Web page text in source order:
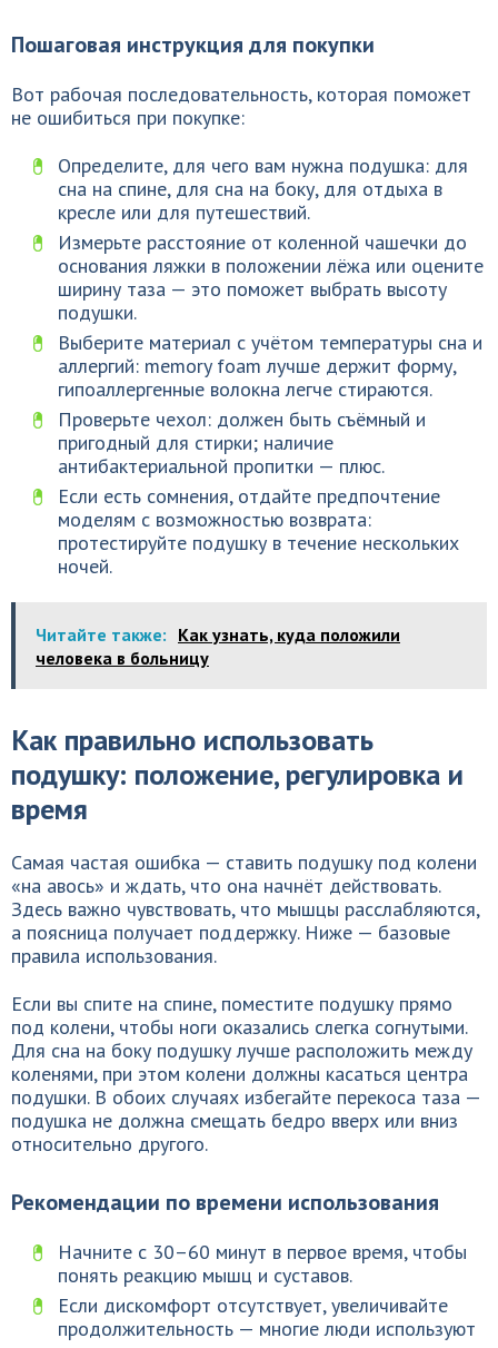
Пошаговая инструкция для покупки
Вот рабочая последовательность, которая поможет
не ошибиться при покупке:
Определите, для чего вам нужна подушка: для
сна на спине, для сна на боку, для отдыха в
кресле или для путешествий.
Измерьте расстояние от коленной чашечки до
основания ляжки в положении лёжа или оцените
ширину таза — это поможет выбрать высоту
подушки.
Выберите материал с учётом температуры сна и
аллергий: memory foam лучше держит форму,
гипоаллергенные волокна легче стираются.
Проверьте чехол: должен быть съёмный и
пригодный для стирки; наличие
антибактериальной пропитки — плюс.
Если есть сомнения, отдайте предпочтение
моделям с возможностью возврата:
протестируйте подушку в течение нескольких
ночей.
Читайте также: Как узнать, куда положили
человека в больницу
Как правильно использовать
подушку: положение, регулировка и
время
Самая частая ошибка — ставить подушку под колени
«на авось» и ждать, что она начнёт действовать.
Здесь важно чувствовать, что мышцы расслабляются,
а поясница получает поддержку. Ниже — базовые
правила использования.
Если вы спите на спине, поместите подушку прямо
под колени, чтобы ноги оказались слегка согнутыми.
Для сна на боку подушку лучше расположить между
коленями, при этом колени должны касаться центра
подушки. В обоих случаях избегайте перекоса таза —
подушка не должна смещать бедро вверх или вниз
относительно другого.
Рекомендации по времени использования
Начните с 30–60 минут в первое время, чтобы
понять реакцию мышц и суставов.
Если дискомфорт отсутствует, увеличивайте
продолжительность — многие люди используют